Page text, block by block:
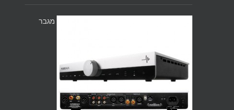
דורג5.00
מגבר